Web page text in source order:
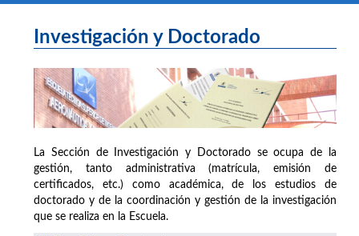
Investigación y Doctorado
La Sección de Investigación y Doctorado se ocupa de la
gestión, tanto administrativa (matrícula, emisión de
certificados, etc.) como académica, de los estudios de
doctorado y de la coordinación y gestión de la investigación
que se realiza en la Escuela.